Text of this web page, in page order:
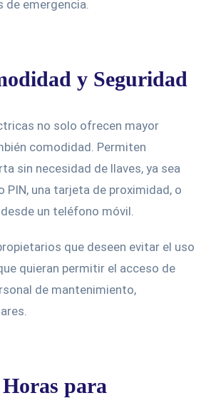
de emergencia.
y Seguridad
no solo ofrecen mayor
comodidad. Permiten
sin necesidad de llaves, ya sea
PIN, una tarjeta de proximidad, o
un teléfono móvil.
que deseen evitar el uso
quieran permitir el acceso de
de mantenimiento,
para